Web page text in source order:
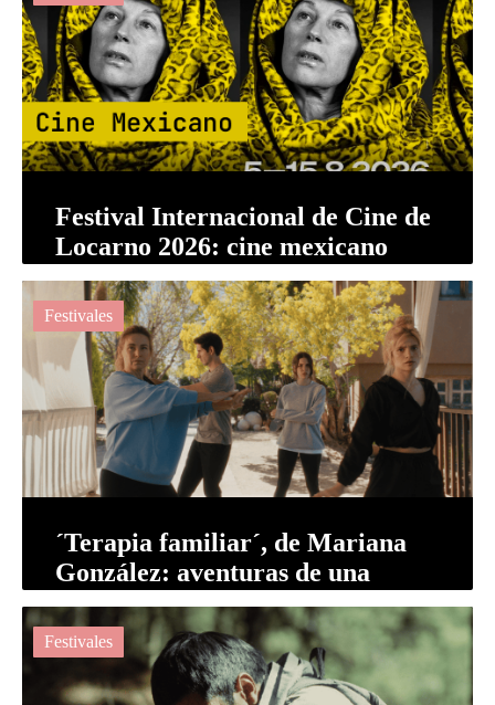
Festival Internacional de Cine de
Locarno 2026: cine mexicano
para infancias, una coproducción
y ...
Festivales
´Terapia familiar´, de Mariana
González: aventuras de una
familia holística
Festivales